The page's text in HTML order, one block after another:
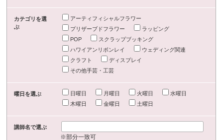
カテゴリを選
ぶ
アーティフィシャルフラワー
プリザーブドフラワー
ラッピング
POP
スクラップブッキング
ハワイアンリボンレイ
ウェディング関連
クラフト
ディスプレイ
その他手芸・工芸
曜日を選ぶ 日曜日 月曜日 火曜日
水曜日
木曜日
金曜日 土曜日
講師名で選ぶ
※部分一致可